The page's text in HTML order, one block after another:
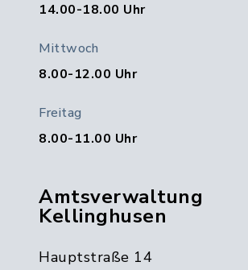
14.00-18.00 Uhr
Mittwoch
8.00-12.00 Uhr
Freitag
8.00-11.00 Uhr
Amtsverwaltung
Kellinghusen
Hauptstraße 14